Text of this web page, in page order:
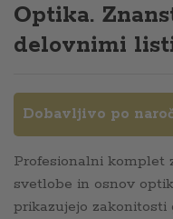
Optika.
delovnimi
Dobavljivo po
Profesionalni komplet
svetlobe in osnov
prikazujejo zakonitosti